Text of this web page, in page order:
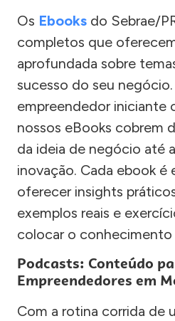
Os Ebooks do Sebrae/
completos que
aprofundada sobre
sucesso do seu
empreendedor iniciante
nossos eBooks cobrem
da ideia de negócio até
inovação. Cada ebook é
oferecer insights
exemplos reais e
colocar o conhecimento
Podcasts: Conteúdo
Empreendedores em
Com a rotina corrida de